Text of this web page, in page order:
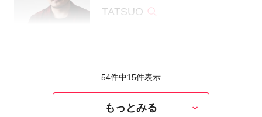
TATSUO
54件中15件表示
もっとみる